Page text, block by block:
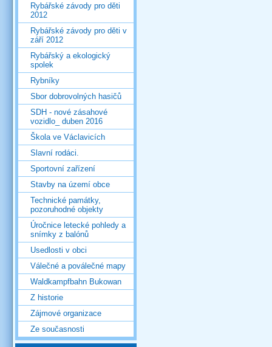
Rybářské závody pro děti
2012
Rybářské závody pro děti v
září 2012
Rybářský a ekologický
spolek
Rybníky
Sbor dobrovolných hasičů
SDH - nové zásahové
vozidlo_ duben 2016
Škola ve Václavicích
Slavní rodáci.
Sportovní zařízení
Stavby na území obce
Technické památky,
pozoruhodné objekty
Úročnice letecké pohledy a
snímky z balónů
Usedlosti v obci
Válečné a poválečné mapy
Waldkampfbahn Bukowan
Z historie
Zájmové organizace
Ze současnosti